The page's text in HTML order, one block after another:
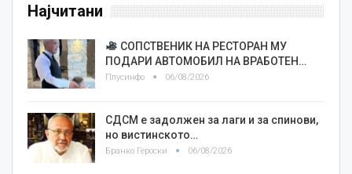
Најчитани
СОПСТВЕНИК НА РЕСТОРАН МУ
ПОДАРИ АВТОМОБИЛ НА ВРАБОТЕН…
Плусинфо 06/08/2026
СДСМ е задолжен за лаги и за спинови,
но вистинското…
Бранко Героски 06/08/2026